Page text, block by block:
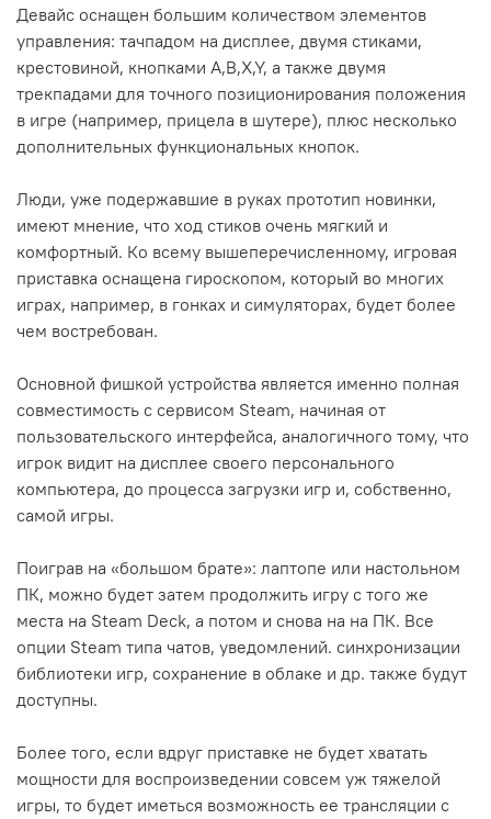
Девайс оснащен большим количеством элементов
управления: тачпадом на дисплее, двумя стиками,
крестовиной, кнопками A,B,X,Y, а также двумя
трекпадами для точного позиционирования положения
в игре (например, прицела в шутере), плюс несколько
дополнительных функциональных кнопок.
Люди, уже подержавшие в руках прототип новинки,
имеют мнение, что ход стиков очень мягкий и
комфортный. Ко всему вышеперечисленному, игровая
приставка оснащена гироскопом, который во многих
играх, например, в гонках и симуляторах, будет более
чем востребован.
Основной фишкой устройства является именно полная
совместимость с сервисом Steam, начиная от
пользовательского интерфейса, аналогичного тому, что
игрок видит на дисплее своего персонального
компьютера, до процесса загрузки игр и, собственно,
самой игры.
Поиграв на «большом брате»: лаптопе или настольном
ПК, можно будет затем продолжить игру с того же
места на Steam Deck, а потом и снова на на ПК. Все
опции Steam типа чатов, уведомлений. синхронизации
библиотеки игр, сохранение в облаке и др. также будут
доступны.
Более того, если вдруг приставке не будет хватать
мощности для воспроизведении совсем уж тяжелой
игры, то будет иметься возможность ее трансляции с